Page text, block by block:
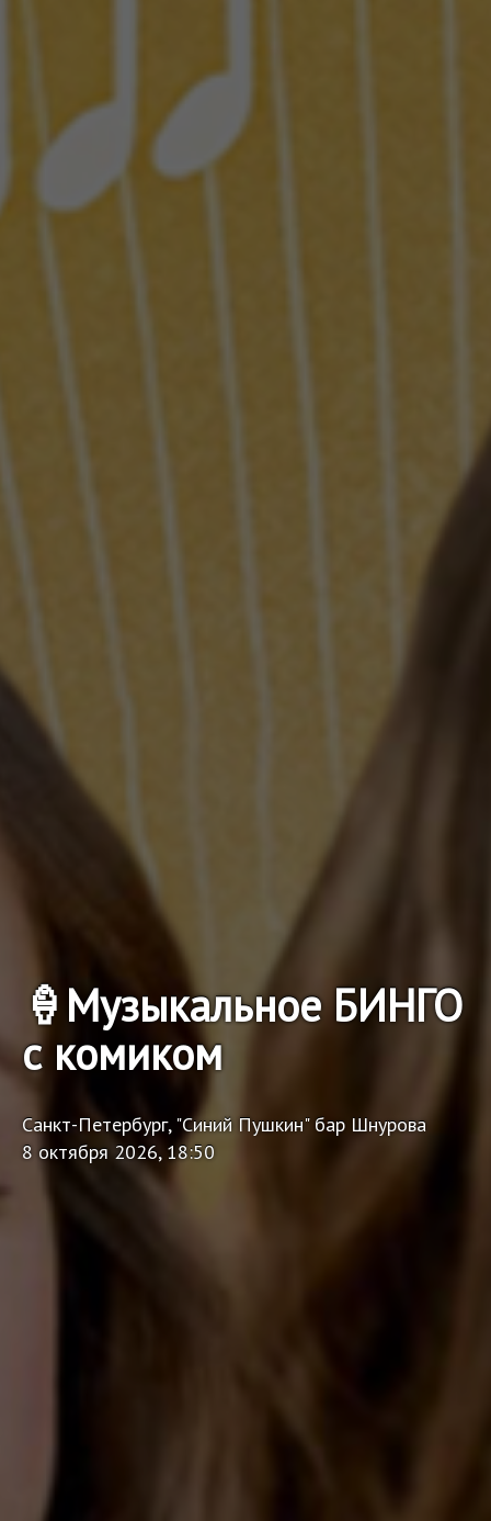
🍦Музыкальное БИНГО
с комиком
Санкт-Петербург, "Синий Пушкин" бар Шнурова
8 октября 2026, 18:50